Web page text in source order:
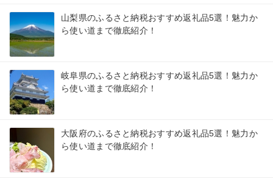
山梨県のふるさと納税おすすめ返礼品5選！魅力か
ら使い道まで徹底紹介！
岐阜県のふるさと納税おすすめ返礼品5選！魅力か
ら使い道まで徹底紹介！
大阪府のふるさと納税おすすめ返礼品5選！魅力か
ら使い道まで徹底紹介！